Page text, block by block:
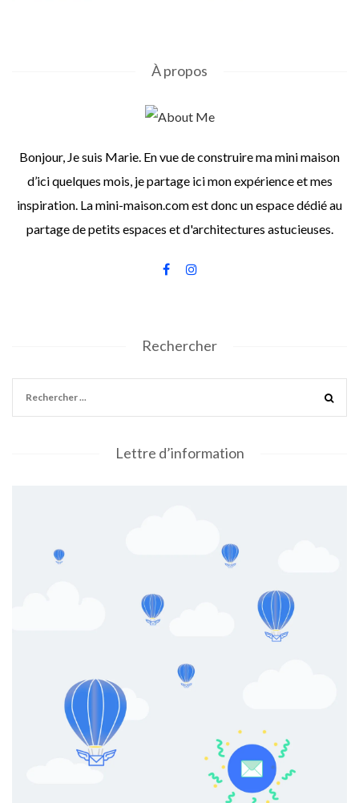
À propos
Bonjour, Je suis Marie. En vue de construire ma mini maison
d’ici quelques mois, je partage ici mon expérience et mes
inspiration. La mini-maison.com est donc un espace dédié au
partage de petits espaces et d'architectures astucieuses.
Rechercher
Lettre d’information